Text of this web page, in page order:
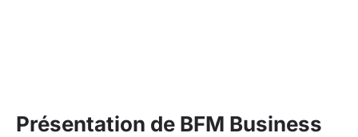
Présentation de BFM Business